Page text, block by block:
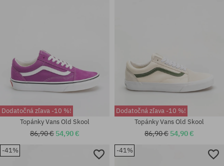
Dodatočná zľava -10 %!
Topánky Vans Old Skool
86,90 € 54,90 €
Dodatočná zľava -10 %!
Topánky Vans Old Skool
86,90 € 54,90 €
-41% -41%